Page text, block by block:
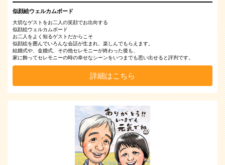
似顔絵ウェルカムボード
大切なゲストをお二人の笑顔でお出向する
似顔絵ウェルカムボード
お二人をよく知るゲストだからこそ
似顔絵を囲んでいろんな会話が生まれ、楽しんでもらえます。
結婚式や、金婚式、その他セレモニーが終わった後も、
家に飾ってセレモニーの時の幸せなシーンをいつまでも思い出せると評判です。
詳細はこちら